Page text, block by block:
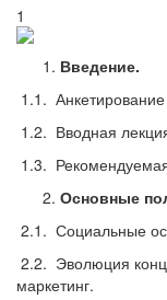
1
Введение.
1.1.
1.2. Вводная
1.3.
Основные
2.1. Социальные
2.2. Эволюция
маркетинг.